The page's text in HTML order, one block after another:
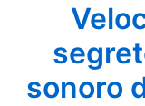
sonoro